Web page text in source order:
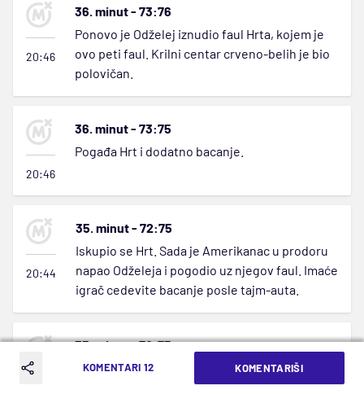
20:46
36. minut - 73:76
Ponovo je Odželej iznudio faul Hrta, kojem je
ovo peti faul. Krilni centar crveno-belih je bio
polovičan.
20:46
36. minut - 73:75
Pogađa Hrt i dodatno bacanje.
20:44
35. minut - 72:75
Iskupio se Hrt. Sada je Amerikanac u prodoru
napao Odželeja i pogodio uz njegov faul. Imaće
igrač cedevite bacanje posle tajm-auta.
35. minut - 70:75
Nvora je osvojio loptu, a potom je Hrt napravio
loš faul i poslao Nigerijca na liniju penala.
KOMENTARI 12 KOMENTARIŠI